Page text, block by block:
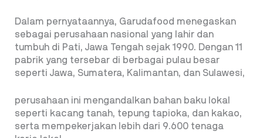
Dalam pernyataannya, Garudafood menegaskan
sebagai perusahaan nasional yang lahir dan
tumbuh di Pati, Jawa Tengah sejak 1990. Dengan 11
pabrik yang tersebar di berbagai pulau besar
seperti Jawa, Sumatera, Kalimantan, dan Sulawesi,
perusahaan ini mengandalkan bahan baku lokal
seperti kacang tanah, tepung tapioka, dan kakao,
serta mempekerjakan lebih dari 9.600 tenaga